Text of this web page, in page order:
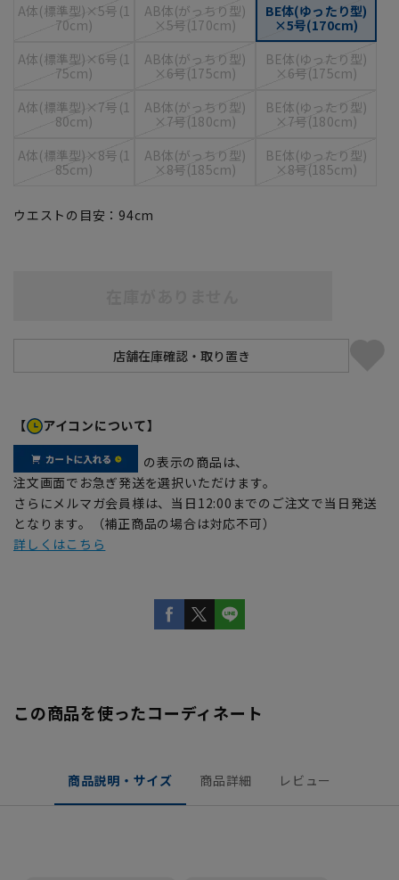
A体(標準型)×5号(1
70cm)
AB体(がっちり型)
×5号(170cm)
BE体(ゆったり型)
×5号(170cm)
A体(標準型)×6号(1
75cm)
AB体(がっちり型)
×6号(175cm)
BE体(ゆったり型)
×6号(175cm)
A体(標準型)×7号(1
80cm)
AB体(がっちり型)
×7号(180cm)
BE体(ゆったり型)
×7号(180cm)
A体(標準型)×8号(1
85cm)
AB体(がっちり型)
×8号(185cm)
BE体(ゆったり型)
×8号(185cm)
ウエストの目安： 94cm
【 アイコンについて】
の表示の商品は、
注文画面でお急ぎ発送を選択いただけます。
さらにメルマガ会員様は、当日12:00までのご注文で当日発送
となります。（補正商品の場合は対応不可）
詳しくはこちら
この商品を使ったコーディネート
商品説明・サイズ 商品詳細 レビュー